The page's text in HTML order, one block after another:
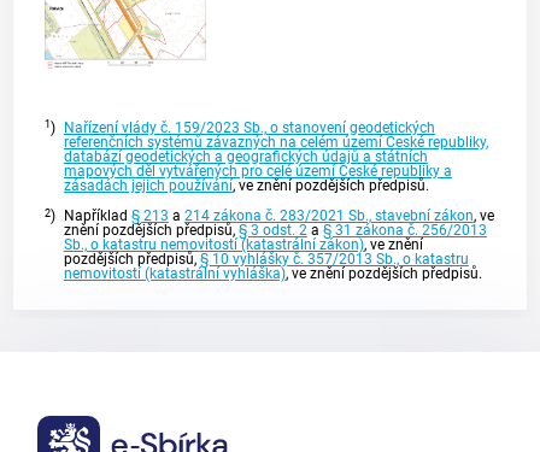
1) Nařízení vlády č. 159/2023 Sb., o stanovení geodetických
referenčních systémů závazných na celém území České republiky,
databází geodetických a geografických údajů a státních
mapových děl vytvářených pro celé území České republiky a
zásadách jejich používání, ve znění pozdějších předpisů.
2) Například § 213 a 214 zákona č. 283/2021 Sb., stavební zákon, ve
znění pozdějších předpisů, § 3 odst. 2a § 31 zákona č. 256/2013
Sb., o katastru nemovitostí (katastrální zákon), ve znění
pozdějších předpisů, § 10 vyhlášky č. 357/2013 Sb., o katastru
nemovitostí (katastrální vyhláška), ve znění pozdějších předpisů.